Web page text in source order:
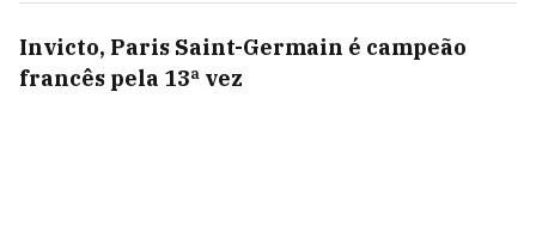
Invicto, Paris Saint-Germain é campeão
francês pela 13ª vez